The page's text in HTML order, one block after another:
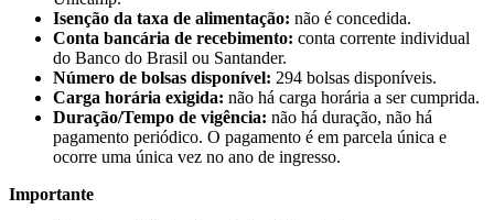
Isenção da taxa de alimentação: não é concedida.
Conta bancária de recebimento: conta corrente individual
do Banco do Brasil ou Santander.
Número de bolsas disponível: 294 bolsas disponíveis.
Carga horária exigida: não há carga horária a ser cumprida.
Duração/Tempo de vigência: não há duração, não há
pagamento periódico. O pagamento é em parcela única e
ocorre uma única vez no ano de ingresso.
Importante